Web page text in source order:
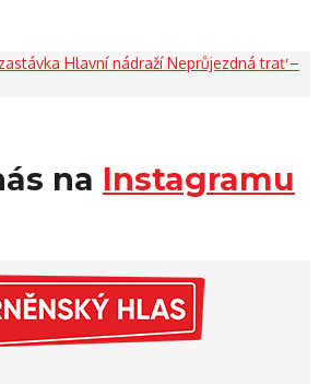
Hlavní nádraží Neprůjezdná trať –
na Instagramu